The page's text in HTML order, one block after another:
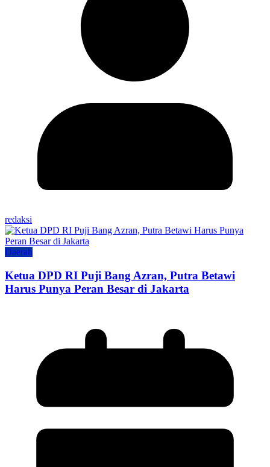
redaksi
Daerah
Ketua DPD RI Puji Bang Azran, Putra Betawi
Harus Punya Peran Besar di Jakarta